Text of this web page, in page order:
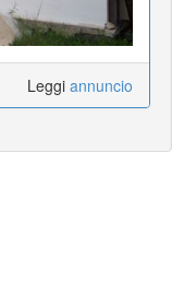
Leggi annuncio